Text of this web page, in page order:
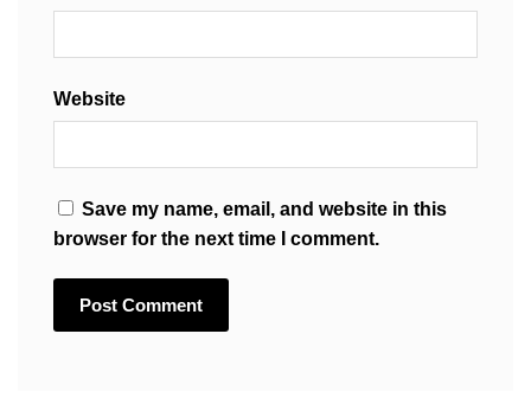
Website
Save my name, email, and website in this
browser for the next time I comment.